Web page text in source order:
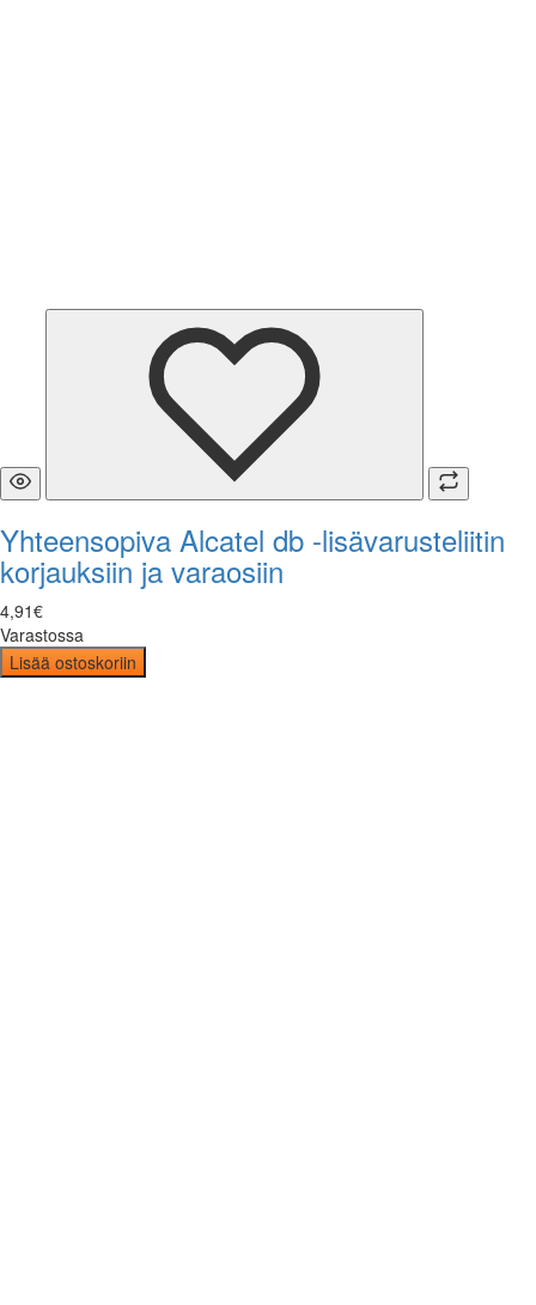
Yhteensopiva Alcatel db -lisävarusteliitin
korjauksiin ja varaosiin
4,91€
Varastossa
Lisää ostoskoriin